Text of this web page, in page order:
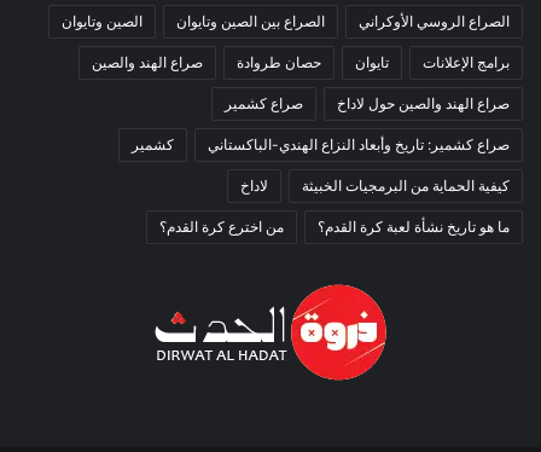
الصراع الروسي الأوكراني الصراع بين الصين وتايوان الصين وتايوان
برامج الإعلانات تايوان حصان طروادة صراع الهند والصين
صراع الهند والصين حول لاداخ صراع كشمير
صراع كشمير: تاريخ وأبعاد النزاع الهندي-الباكستاني كشمير
كيفية الحماية من البرمجيات الخبيثة لاداخ
ما هو تاريخ نشأة لعبة كرة القدم؟ من اخترع كرة القدم؟